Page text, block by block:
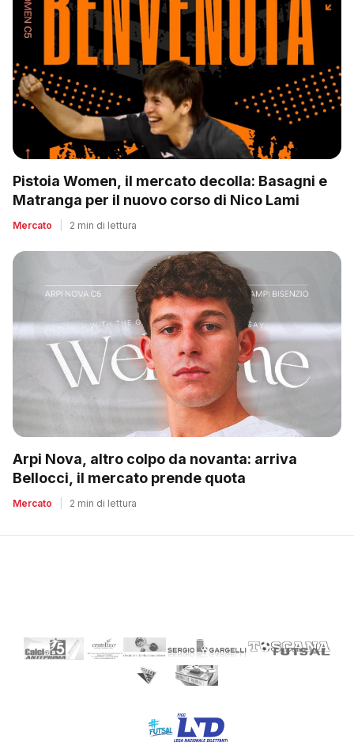
Pistoia Women, il mercato decolla: Basagni e
Matranga per il nuovo corso di Nico Lami
Mercato 2 min di lettura
Arpi Nova, altro colpo da novanta: arriva
Bellocci, il mercato prende quota
Mercato 2 min di lettura